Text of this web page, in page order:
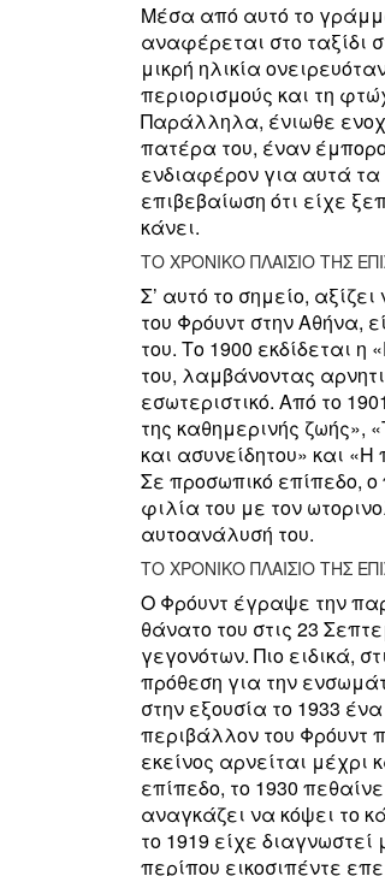
Μέσα από αυτό το
αναφέρεται στο ταξίδι
μικρή ηλικία
περιορισμούς και τη
Παράλληλα, ένιωθε
πατέρα του, έναν
ενδιαφέρον για αυτά τα
επιβεβαίωση ότι είχε
κάνει.
ΤΟ ΧΡΟΝΙΚΟ ΠΛΑΙΣΙΟ ΤΗΣ
Σ’ αυτό το σημείο,
του Φρόυντ στην Αθήνα,
του. Το 1900 εκδίδεται
του, λαμβάνοντας
εσωτεριστικό. Από το
της καθημερινής ζωής»,
και ασυνείδητου» και
Σε προσωπικό επίπεδο, ο
φιλία του με τον
αυτοανάλυσή του.
ΤΟ ΧΡΟΝΙΚΟ ΠΛΑΙΣΙΟ ΤΗΣ
Ο Φρόυντ έγραψε την
θάνατο του στις 23
γεγονότων. Πιο ειδικά,
πρόθεση για την
στην εξουσία το 1933
περιβάλλον του Φρόυντ
εκείνος αρνείται
επίπεδο, το 1930
αναγκάζει να κόψει το
το 1919 είχε
περίπου εικοσιπέντε